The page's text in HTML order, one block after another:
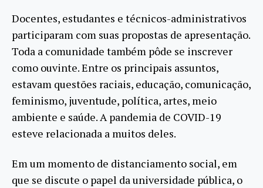
Docentes, estudantes e técnicos-administrativos
participaram com suas propostas de apresentação.
Toda a comunidade também pôde se inscrever
como ouvinte. Entre os principais assuntos,
estavam questões raciais, educação, comunicação,
feminismo, juventude, política, artes, meio
ambiente e saúde. A pandemia de COVID-19
esteve relacionada a muitos deles.
Em um momento de distanciamento social, em
que se discute o papel da universidade pública, o